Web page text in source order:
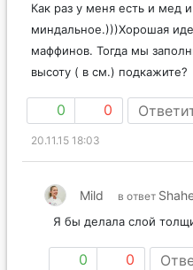
Как раз у меня есть и мед
миндальное.)))Хорошая
маффинов. Тогда мы
высоту ( в см.) подкажите?
0 0
20.11.15 18:03
Mild в ответ
Я бы делала слой
0 0